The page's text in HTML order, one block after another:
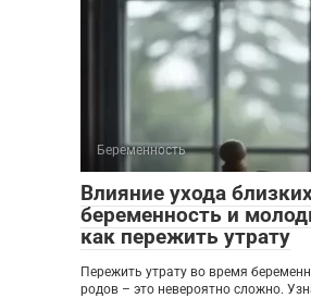
Беременность
Влияние ухода
беременность и
как пережить утрату
Пережить утрату во время
родов – это невероятно сложно.